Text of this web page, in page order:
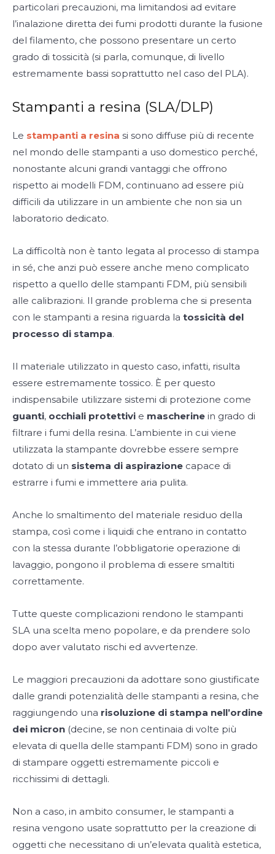
particolari precauzioni, ma limitandosi ad evitare
l’inalazione diretta dei fumi prodotti durante la fusione
del filamento, che possono presentare un certo
grado di tossicità (si parla, comunque, di livello
estremamente bassi soprattutto nel caso del PLA).
Stampanti a resina (SLA/DLP)
Le stampanti a resina si sono diffuse più di recente
nel mondo delle stampanti a uso domestico perché,
nonostante alcuni grandi vantaggi che offrono
rispetto ai modelli FDM, continuano ad essere più
difficili da utilizzare in un ambiente che non sia un
laboratorio dedicato.
La difficoltà non è tanto legata al processo di stampa
in sé, che anzi può essere anche meno complicato
rispetto a quello delle stampanti FDM, più sensibili
alle calibrazioni. Il grande problema che si presenta
con le stampanti a resina riguarda la tossicità del
processo di stampa.
Il materiale utilizzato in questo caso, infatti, risulta
essere estremamente tossico. È per questo
indispensabile utilizzare sistemi di protezione come
guanti, occhiali protettivi e mascherine in grado di
filtrare i fumi della resina. L’ambiente in cui viene
utilizzata la stampante dovrebbe essere sempre
dotato di un sistema di aspirazione capace di
estrarre i fumi e immettere aria pulita.
Anche lo smaltimento del materiale residuo della
stampa, così come i liquidi che entrano in contatto
con la stessa durante l’obbligatorie operazione di
lavaggio, pongono il problema di essere smaltiti
correttamente.
Tutte queste complicazioni rendono le stampanti
SLA una scelta meno popolare, e da prendere solo
dopo aver valutato rischi ed avvertenze.
Le maggiori precauzioni da adottare sono giustificate
dalle grandi potenzialità delle stampanti a resina, che
raggiungendo una risoluzione di stampa nell’ordine
dei micron (decine, se non centinaia di volte più
elevata di quella delle stampanti FDM) sono in grado
di stampare oggetti estremamente piccoli e
ricchissimi di dettagli.
Non a caso, in ambito consumer, le stampanti a
resina vengono usate soprattutto per la creazione di
oggetti che necessitano di un’elevata qualità estetica,